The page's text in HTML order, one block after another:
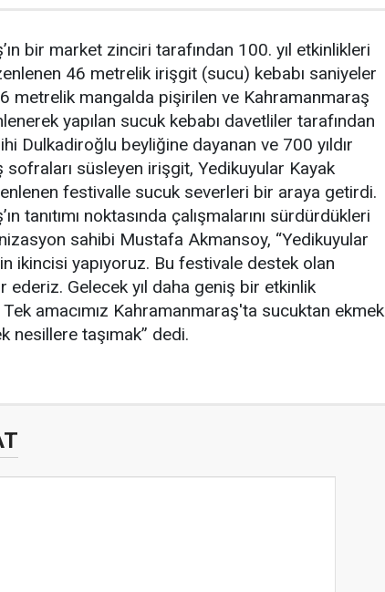
bir market zinciri tarafından 100. yıl etkinlikleri
46 metrelik irişgit (sucu) kebabı saniyeler
metrelik mangalda pişirilen ve Kahramanmaraş
yapılan sucuk kebabı davetliler tarafından
Dulkadiroğlu beyliğine dayanan ve 700 yıldır
sofraları süsleyen irişgit, Yedikuyular Kayak
festivalle sucuk severleri bir araya getirdi.
tanıtımı noktasında çalışmalarını sürdürdükleri
sahibi Mustafa Akmansoy, “Yedikuyular
ikincisi yapıyoruz. Bu festivale destek olan
ederiz. Gelecek yıl daha geniş bir etkinlik
amacımız Kahramanmaraş'ta sucuktan ekmek
nesillere taşımak” dedi.